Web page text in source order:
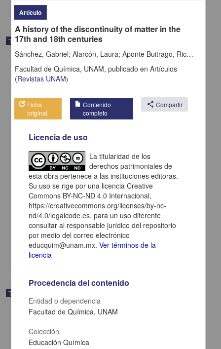
Trabajo de grado
Obtención del aceite de semillas de calabaza criolla (Cucurbita
maxima) para su aprovechamiento en la preparación de biodiésel
como una alternativa sustentable con el medio ambiente: propuesta
de su mecanismo de reacción mediante cálculos DTF
Santana Cortés, Carol Yolanda
Biología y Química
Trabajo de grado
Artículo
A history of the discontinuity of matter in the
17th and 18th centuries
Sánchez, Gabriel; Alarcón, Laura; Aponte Buitrago, Ricardo; dos Santos Pereira, Letícia; Garay Garay, Fredy Ramon
Facultad de Química, UNAM, publicado enArtículos
(Revistas UNAM)
Ficha
original
Contenido
completo
share Compartir
Licencia de uso
La titularidad de los
derechos patrimoniales de
esta obra pertenece a las instituciones editoras.
Su uso se rige por una licencia Creative
Commons BY-NC-ND 4.0 Internacional,
https://creativecommons.org/licenses/by-nc-
nd/4.0/legalcode.es, para un uso diferente
consultar al responsable jurídico del repositorio
por medio del correo electrónico
educquim@unam.mx.Ver términos de la
licencia
Procedencia del contenido
Entidad o dependencia
Facultad de Química, UNAM
Colección
Educación Química